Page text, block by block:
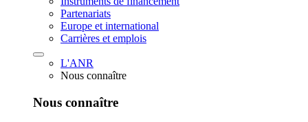
Partenariats
Europe et international
Carrières et emplois
L'ANR
Nous connaître
Nous connaître